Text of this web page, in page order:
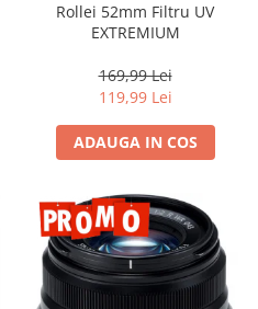
Rollei 52mm Filtru UV
EXTREMIUM
169,99 Lei
119,99 Lei
ADAUGA IN COS